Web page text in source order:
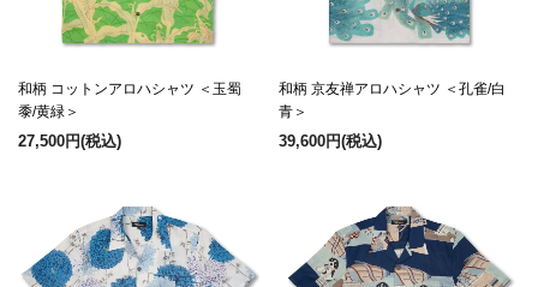
和柄 コットンアロハシャツ ＜玉蜀
黍/黄緑＞
27,500円(税込)
和柄 京友禅アロハシャツ ＜孔雀/白
青＞
39,600円(税込)